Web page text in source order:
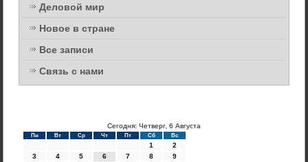
Деловой мир
Новое в стране
Все записи
Связь с нами
Сегодня: Четверг, 6 Августа
Пн Вт Ср Чт Пт Сб Вс
1
2
3
4 5 6 7 8
9